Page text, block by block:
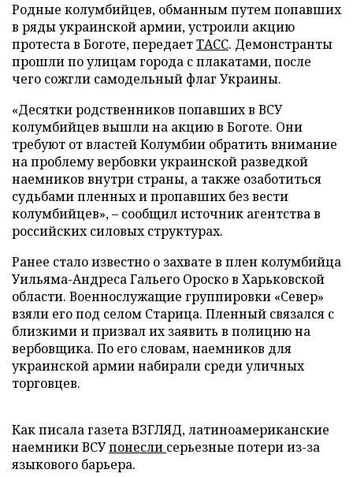
Родные колумбийцев, обманным путем попавших
в ряды украинской армии, устроили акцию
протеста в Боготе, передаетТАСС. Демонстранты
прошли по улицам города с плакатами, после
чего сожгли самодельный флаг Украины.
«Десятки родственников попавших в ВСУ
колумбийцев вышли на акцию в Боготе. Они
требуют от властей Колумбии обратить внимание
на проблему вербовки украинской разведкой
наемников внутри страны, а также озаботиться
судьбами пленных и пропавших без вести
колумбийцев», – сообщил источник агентства в
российских силовых структурах.
Ранее стало известно о захвате в плен колумбийца
Уильяма-Андреса Гальего Ороско в Харьковской
области. Военнослужащие группировки «Север»
взяли его под селом Старица. Пленный связался с
близкими и призвал их заявить в полицию на
вербовщика. По его словам, наемников для
украинской армии набирали среди уличных
торговцев.
Как писала газета ВЗГЛЯД, латиноамериканские
наемники ВСУпонесли серьезные потери из-за
языкового барьера.